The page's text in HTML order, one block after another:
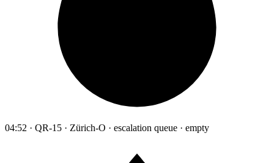
04:52 · QR-15 · Zürich-O · escalation queue · empty